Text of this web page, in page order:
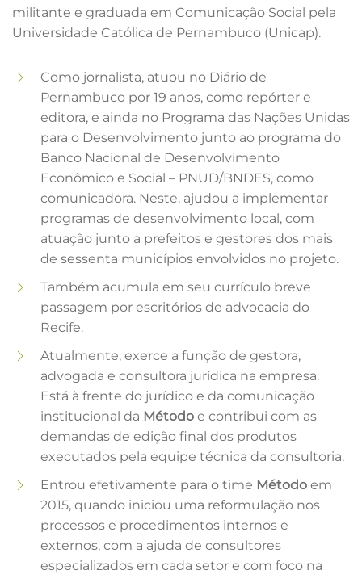
militante e graduada em Comunicação Social pela
Universidade Católica de Pernambuco (Unicap).
Como jornalista, atuou no Diário de
Pernambuco por 19 anos, como repórter e
editora, e ainda no Programa das Nações Unidas
para o Desenvolvimento junto ao programa do
Banco Nacional de Desenvolvimento
Econômico e Social – PNUD/BNDES, como
comunicadora. Neste, ajudou a implementar
programas de desenvolvimento local, com
atuação junto a prefeitos e gestores dos mais
de sessenta municípios envolvidos no projeto.
Também acumula em seu currículo breve
passagem por escritórios de advocacia do
Recife.
Atualmente, exerce a função de gestora,
advogada e consultora jurídica na empresa.
Está à frente do jurídico e da comunicação
institucional da Método e contribui com as
demandas de edição final dos produtos
executados pela equipe técnica da consultoria.
Entrou efetivamente para o time Método em
2015, quando iniciou uma reformulação nos
processos e procedimentos internos e
externos, com a ajuda de consultores
especializados em cada setor e com foco na